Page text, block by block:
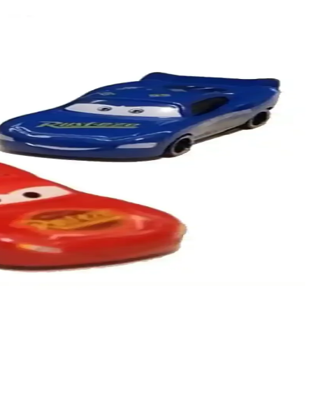
bir oyuncak seçeneği sunar.
öne çıkan dayanıklı bir oyuncaktır.
detaylı şekilde inceliyoruz.
Seti
modellerle eğlence ve güvenlik bir arada sunulur.